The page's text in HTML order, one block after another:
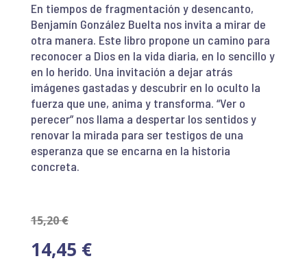
En tiempos de fragmentación y desencanto,
Benjamín González Buelta nos invita a mirar de
otra manera. Este libro propone un camino para
reconocer a Dios en la vida diaria, en lo sencillo y
en lo herido. Una invitación a dejar atrás
imágenes gastadas y descubrir en lo oculto la
fuerza que une, anima y transforma. “Ver o
perecer” nos llama a despertar los sentidos y
renovar la mirada para ser testigos de una
esperanza que se encarna en la historia
concreta.
15,20€
14,45 €